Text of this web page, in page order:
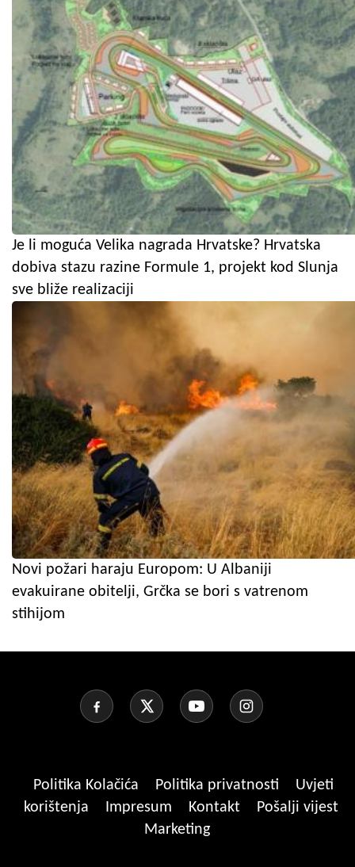
Je li moguća Velika nagrada Hrvatske? Hrvatska
dobiva stazu razine Formule 1, projekt kod Slunja
sve bliže realizaciji
Novi požari haraju Europom: U Albaniji
evakuirane obitelji, Grčka se bori s vatrenom
stihijom
Politika Kolačića Politika privatnosti
Uvjeti
korištenja
Impresum Kontakt
Pošalji vijest
Marketing